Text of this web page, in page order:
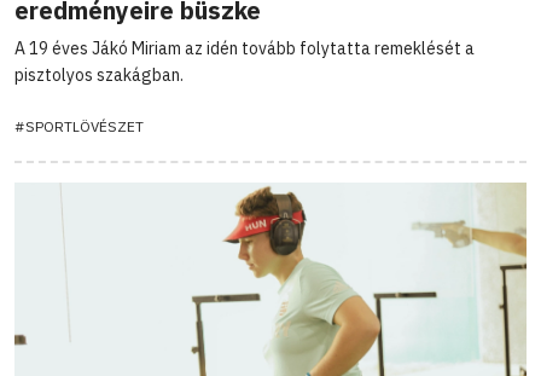
eredményeire büszke
A 19 éves Jákó Miriam az idén tovább folytatta remeklését a
pisztolyos szakágban.
#SPORTLÖVÉSZET